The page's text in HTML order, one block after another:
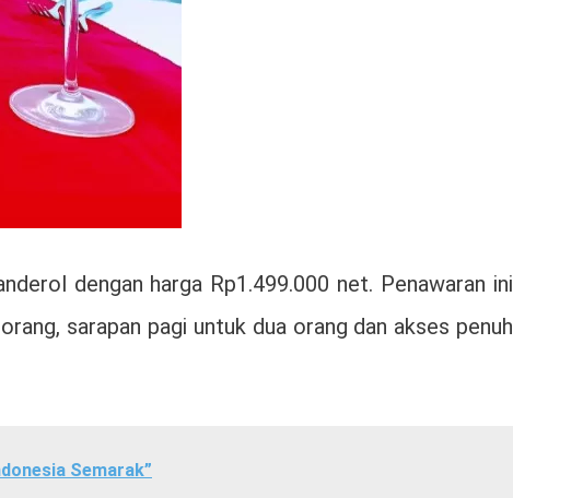
dengan harga Rp1.499.000 net. Penawaran ini
sarapan pagi untuk dua orang dan akses penuh
Semarak”